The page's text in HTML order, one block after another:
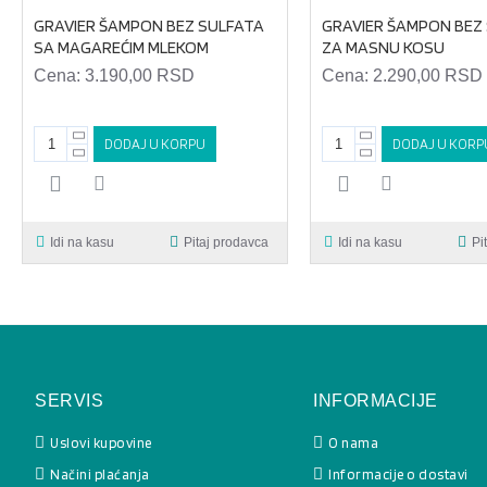
GRAVIER ŠAMPON BEZ SULFATA
SA MAGAREĆIM MLEKOM
Cena: 3.190,00 RSD
DODAJ U KORPU
Idi na kasu Pitaj prodavca
GRAVIER ŠAMPON
ZA MASNU KOSU
Cena: 2.290,00 RSD
DODAJ U
Idi na kasu
SERVIS
Uslovi kupovine
Načini plaćanja
INFORMACIJE
O nama
Informacije o dostavi